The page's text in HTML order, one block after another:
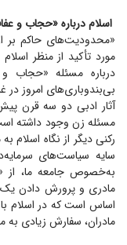
اسلام درباره «حجاب و
«محدودیت‌های حاکم بر
مورد تأکید از منظر
درباره مسئله «حجاب
بی‌بندوباری‌های امروز
آثار ادبی دو سه قرن
مسئله زن وجود داشته
رکنی دیگر از نگاه اسلام
سایه سیاست‌های
به‌خصوص جامعه ما، از
مادری و پرورش دادن یک
اساس است که در اسلام
مادران، سفارش زیادی